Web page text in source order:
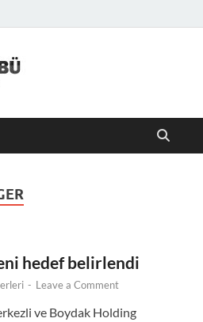
Kulübü –
En Güncel
hedef belirlendi
- Leave a Comment
ve Boydak Holding